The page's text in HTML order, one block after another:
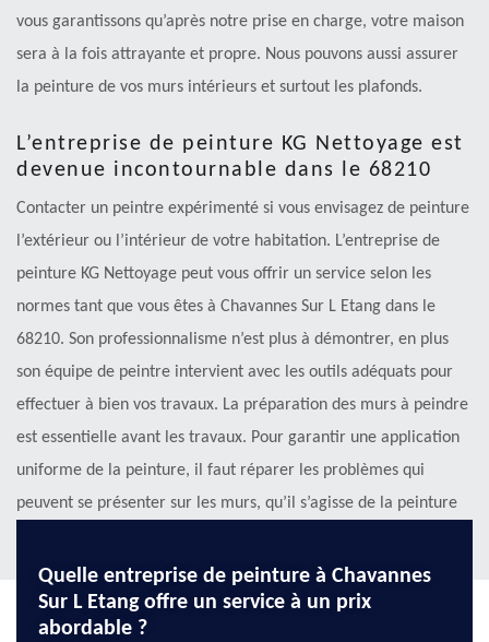
vous garantissons qu’après notre prise en charge, votre maison
sera à la fois attrayante et propre. Nous pouvons aussi assurer
la peinture de vos murs intérieurs et surtout les plafonds.
L’entreprise de peinture KG Nettoyage est
devenue incontournable dans le 68210
Contacter un peintre expérimenté si vous envisagez de peinture
l’extérieur ou l’intérieur de votre habitation. L’entreprise de
peinture KG Nettoyage peut vous offrir un service selon les
normes tant que vous êtes à Chavannes Sur L Etang dans le
68210. Son professionnalisme n’est plus à démontrer, en plus
son équipe de peintre intervient avec les outils adéquats pour
effectuer à bien vos travaux. La préparation des murs à peindre
est essentielle avant les travaux. Pour garantir une application
uniforme de la peinture, il faut réparer les problèmes qui
peuvent se présenter sur les murs, qu’il s’agisse de la peinture
Quelle entreprise de peinture à Chavannes
Sur L Etang offre un service à un prix
abordable ?